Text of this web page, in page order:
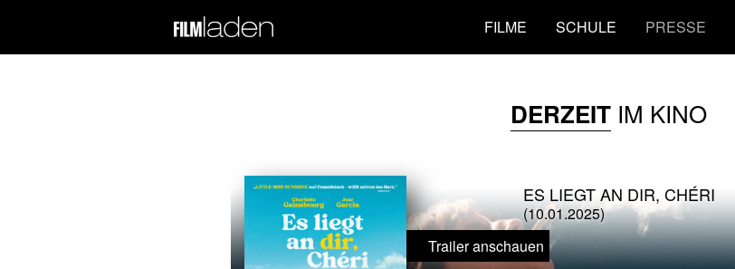
FILME SCHULE PRESSE
DERZEITIM KINO
ES LIEGT AN DIR, CHÉRI
(10.01.2025)
Trailer anschauen